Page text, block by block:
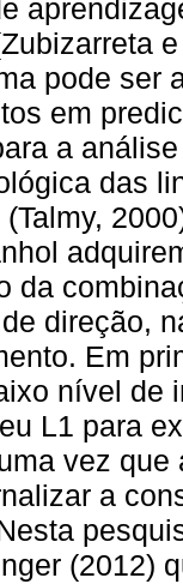
pode ser
em
a
das
da
direção,
Em
nível de
L1 para
vez
a
(2012)